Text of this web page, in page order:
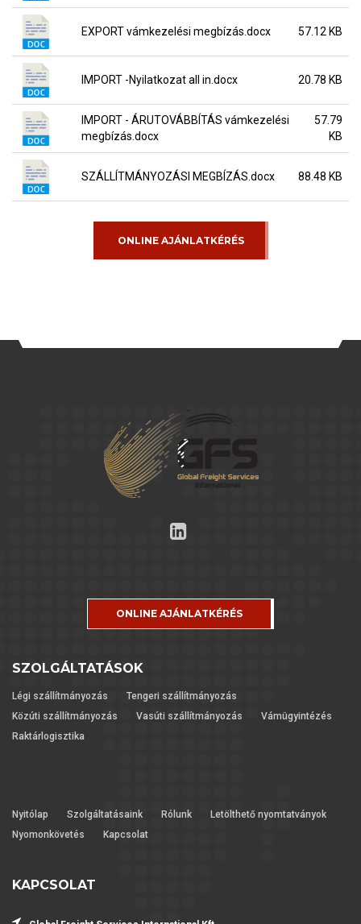
EXPORT vámkezelési megbízás.docx 57.12 KB
IMPORT -Nyilatkozat all in.docx 20.78 KB
IMPORT - ÁRUTOVÁBBÍTÁS vámkezelési
megbízás.docx
57.79
KB
SZÁLLÍTMÁNYOZÁSI MEGBÍZÁS.docx 88.48 KB
ONLINE AJÁNLATKÉRÉS
ONLINE AJÁNLATKÉRÉS
SZOLGÁLTATÁSOK
Légi szállítmányozás
Tengeri szállítmányozás
Közúti szállítmányozás
Vasúti szállítmányozás
Vámügyintézés
Raktárlogisztika
Nyitólap Szolgáltatásaink Rólunk
Letölthető nyomtatványok
Nyomonkövetés
Kapcsolat
KAPCSOLAT